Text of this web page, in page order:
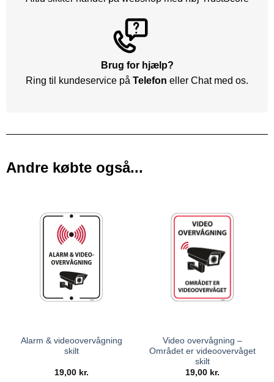
Brug for hjælp?
Ring til kundeservice på Telefon eller Chat med os.
Andre købte også...
Alarm & videoovervågning
skilt
19,00 kr.
Video overvågning –
Området er videoovervåget
skilt
19,00 kr.